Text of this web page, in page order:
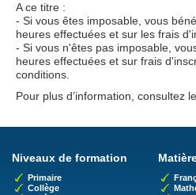
A ce titre :
- Si vous êtes imposable, vous
heures effectuées et sur les frais
- Si vous n'êtes pas imposable,
heures effectuées et sur frais
conditions.
Pour plus d’information, consultez
Niveaux de formation
Primaire
Collège